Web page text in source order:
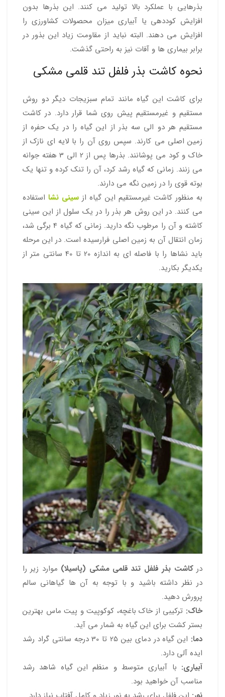
بذرهایی با عملکرد بالا تولید می کنند. این بذرها بدون
افزایش کوددهی یا آبیاری میزان محصولات کشاورزی را
افزایش می دهند. البته نباید از مقاومت زیاد این بذور در
برابر بیماری ها و آفات نیز به راحتی گذشت.
نحوه کاشت بذر فلفل تند قلمی مشکی
برای کاشت این گیاه مانند تمام سبزیجات دیگر دو روش
مستقیم و غیرمستقیم پیش روی شما قرار دارد. در کاشت
مستقیم هر دو الی سه بذر از این گیاه را در یک حفره از
زمین اصلی می کارند. سپس روی آن را با لایه ای نازک از
خاک و کود می پوشانند. بذرها پس از 2 الی 3 هفته جوانه
می زنند. زمانی که گیاه رشد کرد، آن را تنک کرده و تنها یک
بوته قوی را در زمین نگه می دارند.
به منظور کاشت غیرمستقیم این گیاه از سینی نشااستفاده
می کنند. در این روش هر بذر را در یک سلول از این سینی
کاشته و آن را مرطوب نگه دارید. زمانی که گیاه 4 برگی شد،
زمان انتقال آن به زمین اصلی فرارسیده است. در این مرحله
باید نشاها را با فاصله ای به اندازه 20 تا 40 سانتی متر از
یکدیگر بکارید.
درکاشت بذر فلفل تند قلمی مشکی (پاسیلا) موارد زیر را
در نظر داشته باشید و با توجه به آن ها گیاهانی سالم
پرورش دهید.
خاک: ترکیبی از خاک باغچه، کوکوپیت و پیت ماس بهترین
بستر کشت برای این گیاه به شمار می آید.
دما:
این گیاه در دمای بین 25 تا 30 درجه سانتی گراد رشد
ایده آلی دارد.
آبیاری: با آبیاری متوسط و منظم این گیاه شاهد رشد
مناسب آن خواهید بود.